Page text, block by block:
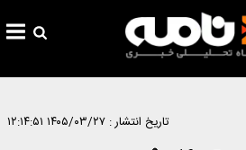
تاریخ انتشار : ۱۴۰۵/۰۳/۲۷ ۱۲:۱۴:۵۱